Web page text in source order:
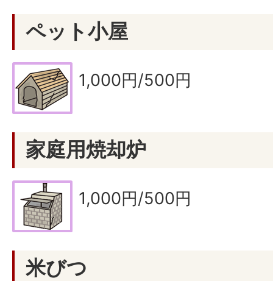
ペット小屋
1,000円/500円
家庭用焼却炉
1,000円/500円
米びつ